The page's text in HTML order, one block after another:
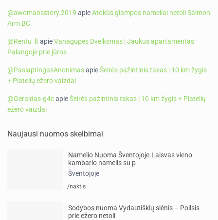
@awomansstory.2019 apieAtokūs glampos nameliai netoli Salmon
Arm BC
@Rentu_lt apieVanagupės Dvelksmas | Jaukus apartamentas
Palangoje prie jūros
@PaslaptingasAnonimasapieŠeirės pažintinis takas | 10 km žygis
+ Platelių ežero vaizdai
@Geraldas-g4capieŠeirės pažintinis takas | 10 km žygis + Platelių
ežero vaizdai
Naujausi nuomos skelbimai
Namelio Nuoma Šventojoje.Laisvas vieno
kambario namelis su p
Šventojoje
/naktis
Sodybos nuoma Vydautiškių slėnis – Poilsis
prie ežero netoli